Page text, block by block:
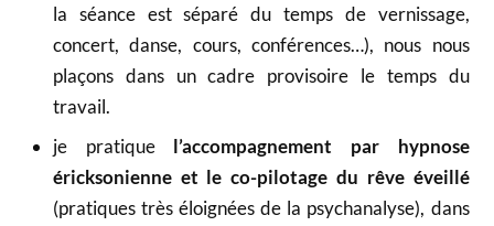
la séance est séparé du temps de vernissage,
concert, danse, cours, conférences…), nous nous
plaçons dans un cadre provisoire le temps du
travail.
je pratique l’accompagnement par hypnose
éricksonienne et le co-pilotage du rêve éveillé
(pratiques très éloignées de la psychanalyse), dans